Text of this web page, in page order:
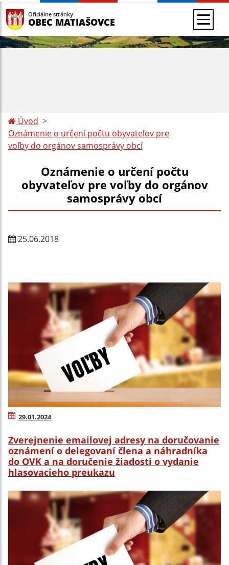
Oficiálne stránky
OBEC MATIAŠOVCE
Úvod
Oznámenie o určení počtu obyvateľov pre
voľby do orgánov samosprávy obcí
Oznámenie o určení počtu
obyvateľov pre voľby do orgánov
samosprávy obcí
25.06.2018
29.01.2024
Zverejnenie emailovej adresy na doručovanie
oznámení o delegovaní člena a náhradníka
do OVK a na doručenie žiadosti o vydanie
hlasovacieho preukazu